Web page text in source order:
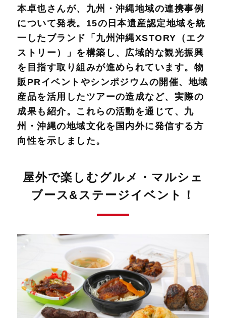
本卓也さんが、九州・沖縄地域の連携事例
について発表。15の日本遺産認定地域を統
一したブランド「九州沖縄XSTORY（エク
ストリー）」を構築し、広域的な観光振興
を目指す取り組みが進められています。物
販PRイベントやシンポジウムの開催、地域
産品を活用したツアーの造成など、実際の
成果も紹介。これらの活動を通じて、九
州・沖縄の地域文化を国内外に発信する方
向性を示しました。
屋外で楽しむグルメ・マルシェ
ブース&ステージイベント！